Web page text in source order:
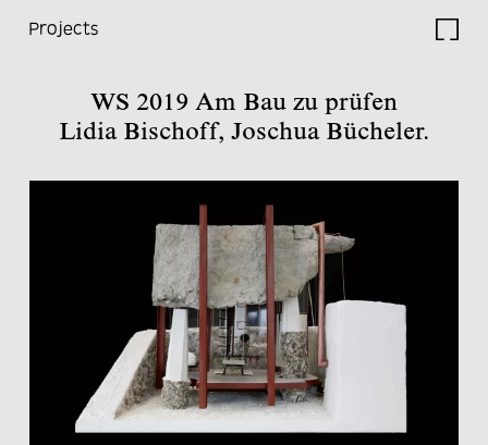
Projects
Studio
Lectures
Research
Thesis
WS 2019 Am Bau zu prüfen
Lidia Bischoff, Joschua Bücheler.